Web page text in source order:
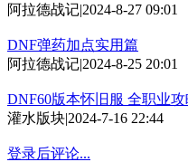
阿拉德战记|2024-8-27 09:01
DNF弹药加点实用篇
阿拉德战记|2024-8-25 20:01
DNF60版本怀旧服 全职业攻
灌水版块|2024-7-16 22:44
登录后评论...